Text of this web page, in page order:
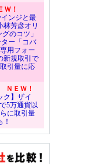
！
インジと最
林芳彦オリ
のコツ」
ター「コバ
用フォー
新規取引で
引量に応
ＮＥＷ！
ク】ザイ
5万通貨以
に取引量